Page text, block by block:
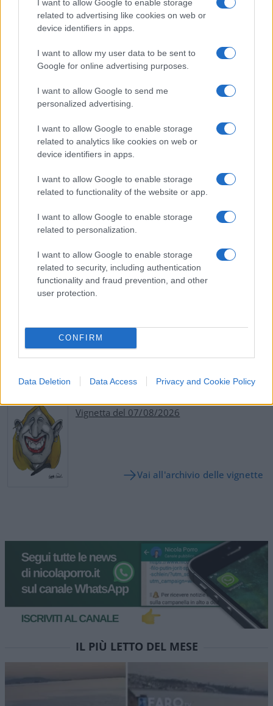
I want to allow Google to enable storage
related to advertising like cookies on web or
device identifiers in apps.
I want to allow my user data to be sent to
Google for online advertising purposes.
I want to allow Google to send me
personalized advertising.
I want to allow Google to enable storage
related to analytics like cookies on web or
device identifiers in apps.
I want to allow Google to enable storage
related to functionality of the website or app.
I want to allow Google to enable storage
related to personalization.
I want to allow Google to enable storage
related to security, including authentication
functionality and fraud prevention, and other
user protection.
CONFIRM
Data Deletion Data Access Privacy and Cookie Policy
intensive va abbandonata per due motivi
lampanti: non produce risultati e non è più
impedire che l’infezione e gli infetti arrivino in
ospedale serve il filtro della medicina di base
organizzata sul territorio. Si dirà che la medicina
di base non si crea dall’oggi al domani. Ma un
anno di tempo non è l’oggi e il domani. Conviene,
semmai si sia iniziato, accelerare su questo
punto. Per questoil cambio del vertice del
: per cambiare politica
non si può non cambiare il ministro.
#COVID #ECONOMIA
#GIUSEPPE CONTE
#LIBERTÀ
#LOCKDOWN
#VIRUS
Pagina
Precedente
PAGINA
Vignetta del 07/08/2026
Vai all'archivio delle vignette
IL PIÙ LETTO DEL MESE